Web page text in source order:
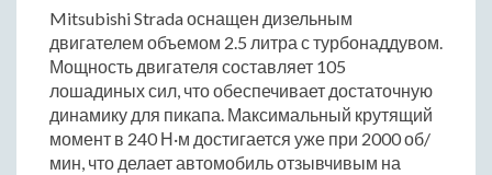
Mitsubishi Strada оснащен дизельным
двигателем объемом 2.5 литра с турбонаддувом.
Мощность двигателя составляет 105
лошадиных сил, что обеспечивает достаточную
динамику для пикапа. Максимальный крутящий
момент в 240 Н·м достигается уже при 2000 об/
мин, что делает автомобиль отзывчивым на